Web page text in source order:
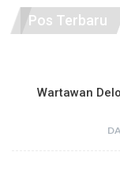
Pos Terbaru
Wartawan